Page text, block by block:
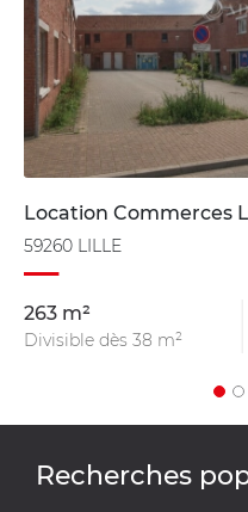
Location Commerces
59260 LILLE
263 m²
Divisible dès 38 m²
Recherches